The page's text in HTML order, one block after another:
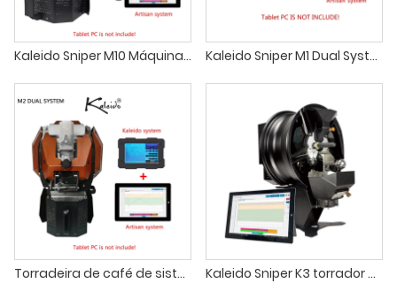
Kaleido Sniper M10 Máquina torrefadora de café com sistema duplo Kaleido Sniper M1 Dual System Coffee Roaster Hot Air atualizado
Torradeira de café de sistema duplo Kaleido Sniper M2 Kaleido Sniper K3 torrador de café pequeno profissional uso comercial com operação simples